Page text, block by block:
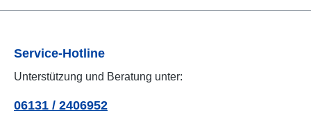
Service-Hotline
Unterstützung und Beratung unter:
06131 / 2406952